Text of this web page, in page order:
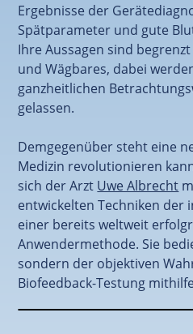
Ergebnisse der
Spätparameter und gute
Ihre Aussagen sind
und Wägbares, dabei
ganzheitlichen
gelassen.
Demgegenüber steht eine
Medizin revolutionieren
sich der Arzt Uwe Albrecht
entwickelten Techniken der
einer bereits weltweit
Anwendermethode. Sie
sondern der objektiven
Biofeedback-Testung